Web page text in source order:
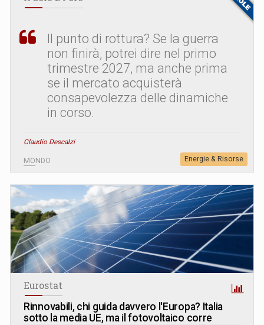
Il punto di rottura? Se la guerra
non finirà, potrei dire nel primo
trimestre 2027, ma anche prima
se il mercato acquisterà
consapevolezza delle dinamiche
in corso.
Claudio Descalzi
MONDO Energie & Risorse
Eurostat
Rinnovabili, chi guida davvero l'Europa? Italia
sotto la media UE, ma il fotovoltaico corre